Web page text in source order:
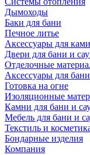
Дымоходы
Баки для бани
Печное литье
Аксессуары для
Двери для бани и
Отделочные
Аксессуары для
Готовка на огне
Изоляционные
Камни для бани и
Мебель для бани и
Текстиль и
Бондарные изделия
Компания